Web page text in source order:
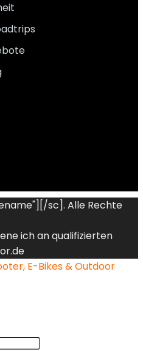
sc]. Alle Rechte
ich an qualifizierten